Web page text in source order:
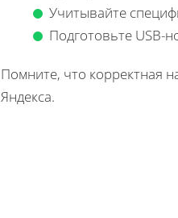
Учитывайте
Подготовьте USB-
Помните, что корректная
Яндекса.